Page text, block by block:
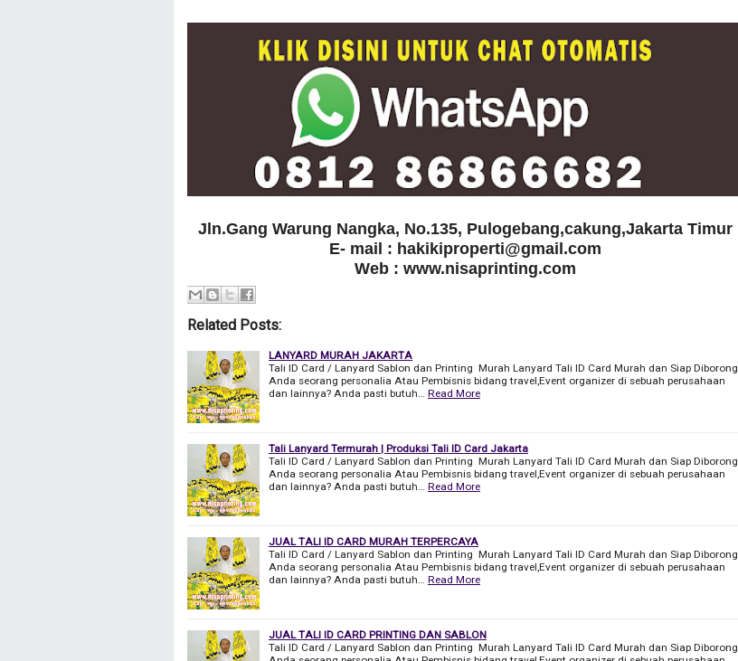
Jln.Gang Warung Nangka, No.135, Pulogebang,cakung,Jakarta Timur
E- mail : hakikiproperti@gmail.com
Web : www.nisaprinting.com
Related Posts:
LANYARD MURAH JAKARTA
Tali ID Card / Lanyard Sablon dan Printing Murah Lanyard Tali ID Card Murah dan Siap Diborong
Anda seorang personalia Atau Pembisnis bidang travel,Event organizer di sebuah perusahaan
dan lainnya? Anda pasti butuh…
Read More
Tali Lanyard Termurah | Produksi Tali ID Card Jakarta
Tali ID Card / Lanyard Sablon dan Printing Murah Lanyard Tali ID Card Murah dan Siap Diborong
Anda seorang personalia Atau Pembisnis bidang travel,Event organizer di sebuah perusahaan
dan lainnya? Anda pasti butuh…
Read More
JUAL TALI ID CARD MURAH TERPERCAYA
Tali ID Card / Lanyard Sablon dan Printing Murah Lanyard Tali ID Card Murah dan Siap Diborong
Anda seorang personalia Atau Pembisnis bidang travel,Event organizer di sebuah perusahaan
dan lainnya? Anda pasti butuh…
Read More
JUAL TALI ID CARD PRINTING DAN SABLON
Tali ID Card / Lanyard Sablon dan Printing Murah Lanyard Tali ID Card Murah dan Siap Diborong